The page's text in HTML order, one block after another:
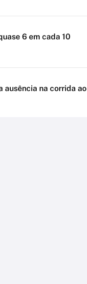
6 em cada 10
ausência na corrida ao